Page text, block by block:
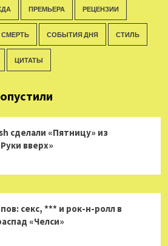
ПРЕМЬЕРА РЕЦЕНЗИИ
СМЕРТЬ СОБЫТИЯ ДНЯ СТИЛЬ
ЦИТАТЫ
сделали «Пятницу» из
вверх»
секс, *** и рок-н-ролл в
«Челси»